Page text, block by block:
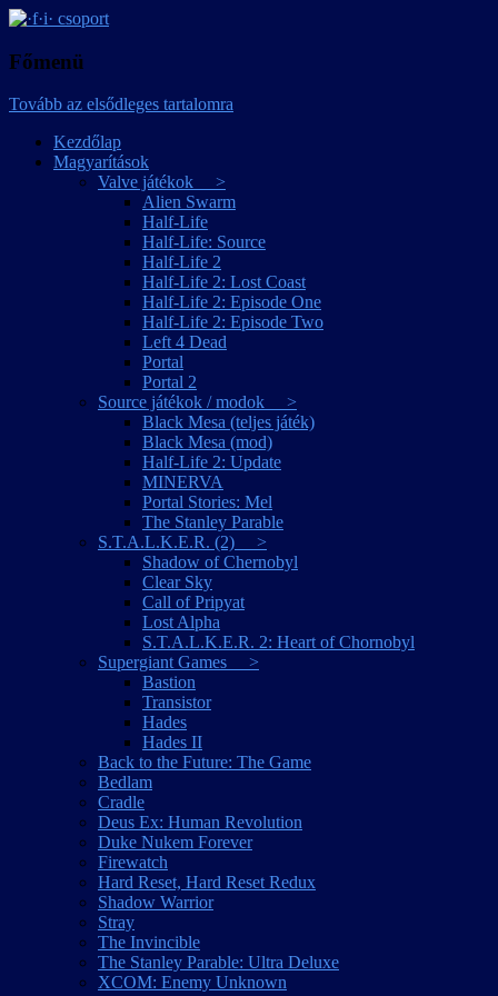
·f·i· csoport
Főmenü
Tovább az elsődleges tartalomra
Kezdőlap
Magyarítások
Valve játékok >
Alien Swarm
Half-Life
Half-Life: Source
Half-Life 2
Half-Life 2: Lost Coast
Half-Life 2: Episode One
Half-Life 2: Episode Two
Left 4 Dead
Portal
Portal 2
Source játékok / modok >
Black Mesa (teljes játék)
Black Mesa (mod)
Half-Life 2: Update
MINERVA
Portal Stories: Mel
The Stanley Parable
S.T.A.L.K.E.R. (2) >
Shadow of Chernobyl
Clear Sky
Call of Pripyat
Lost Alpha
S.T.A.L.K.E.R. 2: Heart of Chornobyl
Supergiant Games >
Bastion
Transistor
Hades
Hades II
Back to the Future: The Game
Bedlam
Cradle
Deus Ex: Human Revolution
Duke Nukem Forever
Firewatch
Hard Reset, Hard Reset Redux
Shadow Warrior
Stray
The Invincible
The Stanley Parable: Ultra Deluxe
XCOM: Enemy Unknown